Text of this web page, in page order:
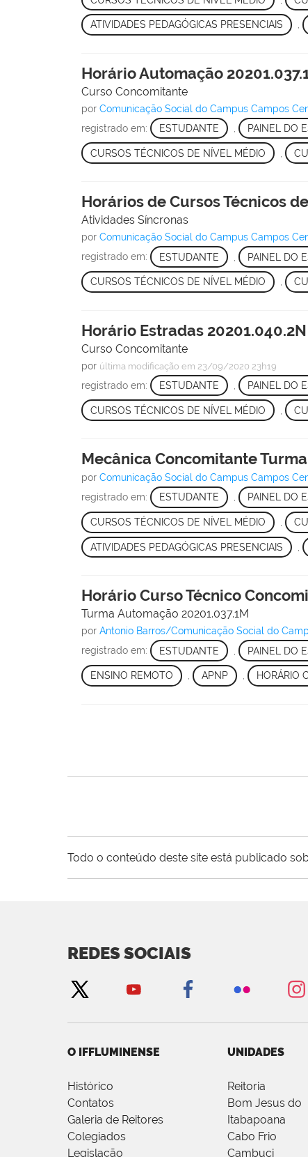
ATIVIDADES PEDAGÓGICAS PRESENCIAIS ,
Horário Automação
Curso Concomitante
porComunicação Social do Campus Campos
registrado em: ESTUDANTE PAINEL DO
CURSOS TÉCNICOS DE NÍVEL MÉDIO
Horários de Cursos Técnicos
Atividades Síncronas
porComunicação Social do Campus Campos
registrado em: ESTUDANTE PAINEL DO
CURSOS TÉCNICOS DE NÍVEL MÉDIO ,
Horário Estradas 20201.040.2N
Curso Concomitante
por última modificação em 23/09/2020 23h19
registrado em: ESTUDANTE PAINEL DO
CURSOS TÉCNICOS DE NÍVEL MÉDIO
Mecânica Concomitante
porComunicação Social do Campus Campos
registrado em: ESTUDANTE , PAINEL DO
CURSOS TÉCNICOS DE NÍVEL MÉDIO
ATIVIDADES PEDAGÓGICAS PRESENCIAIS
Horário Curso Técnico
Turma Automação 20201.037.1M
porAntonio Barros/Comunicação Social do
registrado em: ESTUDANTE PAINEL DO
ENSINO REMOTO , APNP , HORÁRIO
Todo o conteúdo deste site está publicado
REDES SOCIAIS
O IFFLUMINENSE
Histórico
Contatos
Galeria de Reitores
Colegiados
Legislação
UNIDADES
Reitoria
Bom Jesus do
Itabapoana
Cabo Frio
Cambuci